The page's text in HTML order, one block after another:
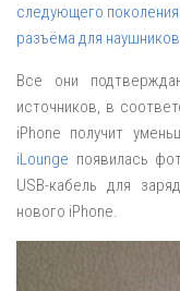
следующего
разъёма для наушников
Все они
источников, в
iPhone получит
iLounge появилась
USB-кабель для
нового iPhone.